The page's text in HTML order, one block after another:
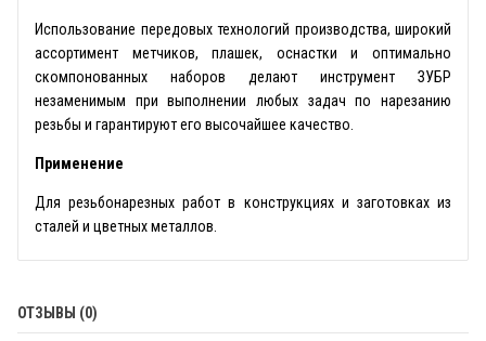
Использование передовых технологий производства, широкий
ассортимент метчиков, плашек, оснастки и оптимально
скомпонованных наборов делают инструмент ЗУБР
незаменимым при выполнении любых задач по нарезанию
резьбы и гарантируют его высочайшее качество.
Применение
Для резьбонарезных работ в конструкциях и заготовках из
сталей и цветных металлов.
ОТЗЫВЫ (0)